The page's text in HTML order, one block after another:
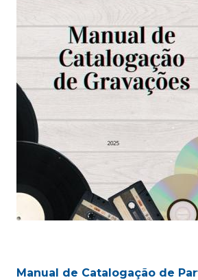
Manual de Catalogação de